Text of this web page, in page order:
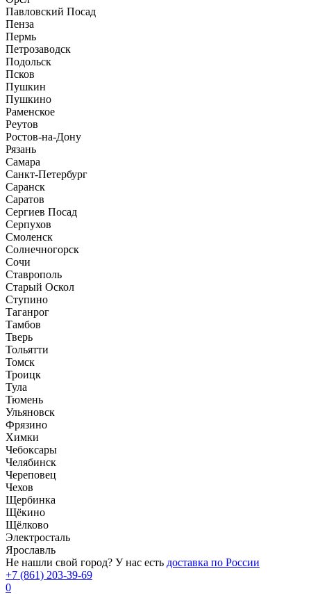
Павловский Посад
Пенза
Пермь
Петрозаводск
Подольск
Псков
Пушкин
Пушкино
Раменское
Реутов
Ростов-на-Дону
Рязань
Самара
Санкт-Петербург
Саранск
Саратов
Сергиев Посад
Серпухов
Смоленск
Солнечногорск
Сочи
Ставрополь
Старый Оскол
Ступино
Таганрог
Тамбов
Тверь
Тольятти
Томск
Троицк
Тула
Тюмень
Ульяновск
Фрязино
Химки
Чебоксары
Челябинск
Череповец
Чехов
Щербинка
Щёкино
Щёлково
Электросталь
Ярославль
Не нашли свой город? У нас есть доставка по России
+7 (861) 203-39-69
0